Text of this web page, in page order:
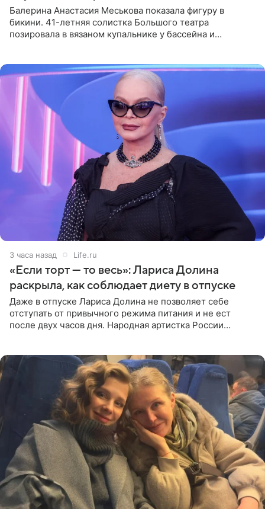
Балерина Анастасия Меськова показала фигуру в
бикини. 41-летняя солистка Большого театра
позировала в вязаном купальнике у бассейна и
3 часа назад Life.ru
«Если торт — то весь»: Лариса Долина
раскрыла, как соблюдает диету в отпуске
Даже в отпуске Лариса Долина не позволяет себе
отступать от привычного режима питания и не ест
после двух часов дня. Народная артистка России